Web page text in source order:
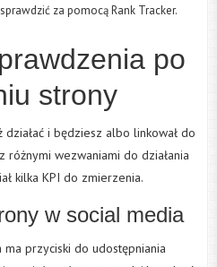
za pomocą Rank Tracker.
po
strony
działać i będziesz albo linkował do
różnymi wezwaniami do działania
kilka KPI do zmierzenia.
w social media
przyciski do udostępniania